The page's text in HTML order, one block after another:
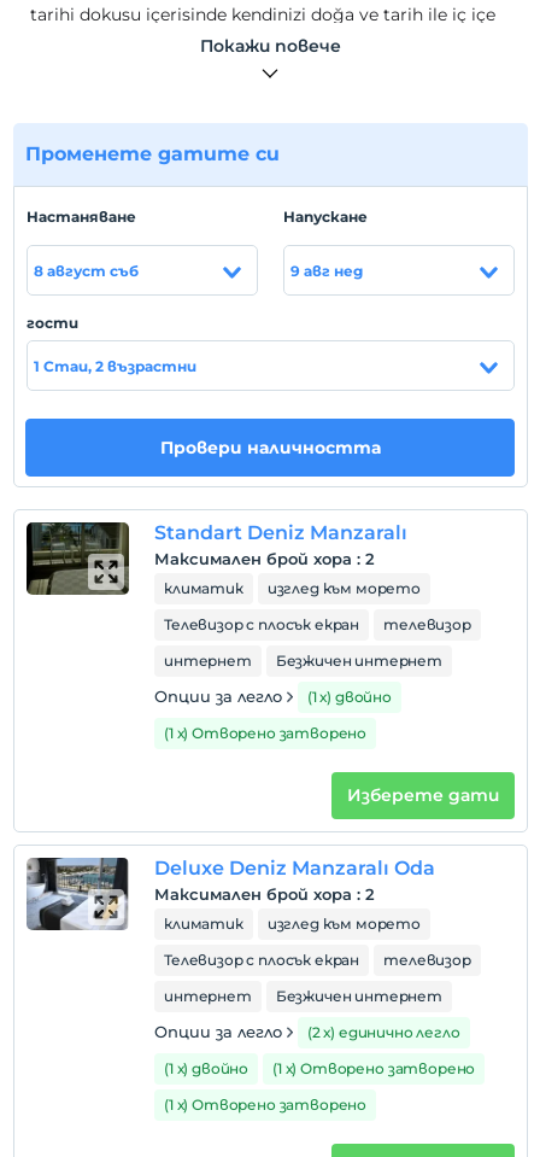
tarihi dokusu içerisinde kendinizi doğa ve tarih ile iç içe
Tesisimizin oda ve yatak üniteleri her türlü beklentiye
keyfi sunuyor. Misafirlerimize doğal ve organik ürünlerle
hizmet veriyoruz.
yemekleri bulabilirsiniz. Ürünleri kendi çiftliğimizdeki
hayvanlardan ve seramızdan hazırlıyoruz. Konaklama
gözetmeksizin profesyonel bir hizmet sunuyoruz.
местоположение
Dalyan Çeşme'de konumlanmaktadır.
Plaja 100 m mesafededir.
Покажи на
картата
Правила на хотела
домашен любимец
Не се допускат домашни любимци
пушене
1 дете(деца) до 6-годишна възраст на стая не се
Покажи повече
Променете датите си
Hастаняване
8 август съб
Hапускане
9 авг нед
гости
1 Стаи, 2 възрастни
Провери наличността
Standart Deniz Manzaralı
Максимален брой хора : 2
климатик
изглед към морето
Телевизор с плосък екран
телевизор
интернет
Безжичен интернет
Опции за легло
(1 х) двойно
(1 х) Отворено затворено
Изберете дати
Deluxe Deniz Manzaralı Oda
Максимален брой хора : 2
климатик
изглед към морето
Телевизор с плосък екран
телевизор
интернет
Безжичен интернет
Опции за легло
(2 х) единично легло
(1 х) двойно
(1 х) Отворено затворено
(1 х) Отворено затворено